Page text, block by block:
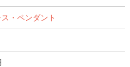
・ペンダント